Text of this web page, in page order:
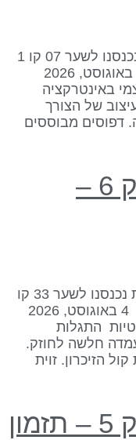
שער 07 – הצבא // קו 1 – סמכותי נכנסנו לשער 07 קו 1
בסביבות 22:00 לפי שעון ישראל, 5 באוגוסט, 2026
באינטרקציה
של הצורך
מבוססים
שער 33 – נסיגה// ק 6 –
שער 33 – נסיגה // קו 6 – התנתקות נכנסנו לשער 33 קו
6 בסביבות 22:30 לפי שעון ישראל, 4 באוגוסט, 2026
התגלות
חלשה לחוזק.
הזיכרון. זוית